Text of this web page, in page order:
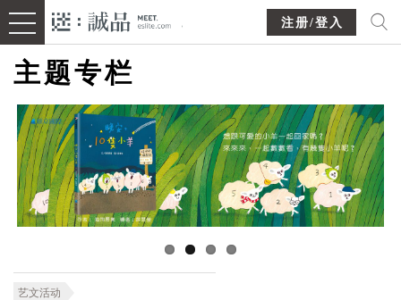
注册/登入
主题专栏
艺文活动